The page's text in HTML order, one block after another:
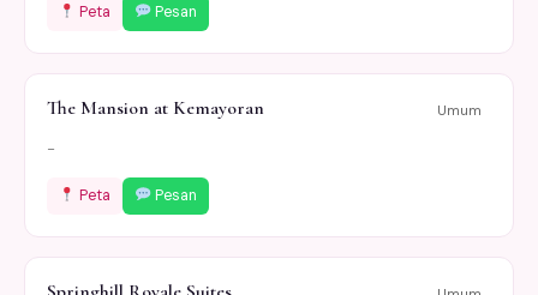
Peta Pesan
The Mansion at Kemayoran Umum
-
Peta Pesan